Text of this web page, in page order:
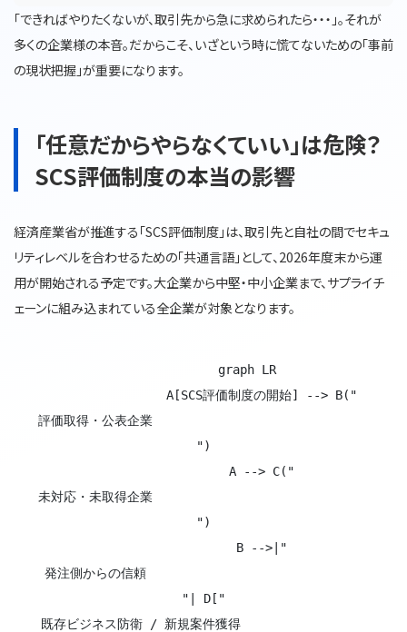
「できればやりたくないが、取引先から急に求められたら・・・」。それが
多くの企業様の本音。だからこそ、いざという時に慌てないための「事前
の現状把握」が重要になります。
「任意だからやらなくていい」は危険？
SCS評価制度の本当の影響
経済産業省が推進する「SCS評価制度」は、取引先と自社の間でセキュ
リティレベルを合わせるための「共通言語」として、2026年度末から運
用が開始される予定です。大企業から中堅・中小企業まで、サプライチ
ェーンに組み込まれている全企業が対象となります。
            graph LR
                A[SCS評価制度の開始] --> B("
評価取得・公表企業
")
                A --> C("
未対応・未取得企業
")
                B -->|"
発注側からの信頼
"| D["
既存ビジネス防衛 / 新規案件獲得